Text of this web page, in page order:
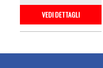
VEDI DETTAGLI